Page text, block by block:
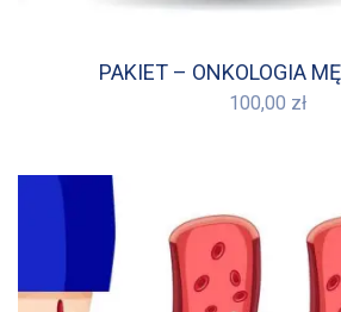
PAKIET – ONKOLOGIA
100,00 zł